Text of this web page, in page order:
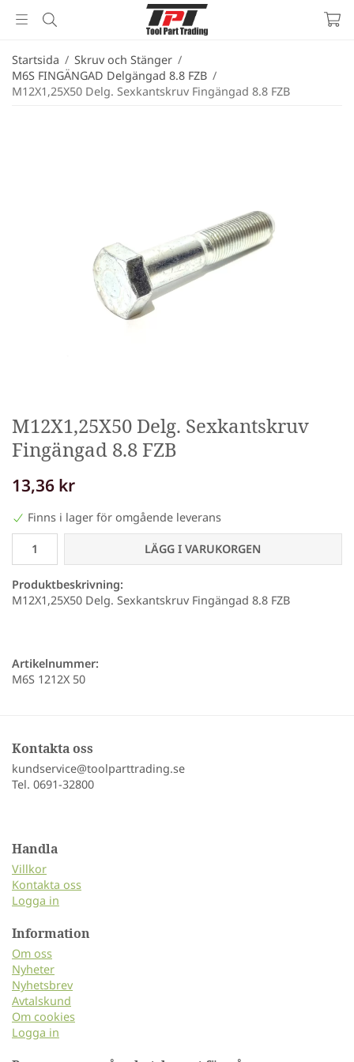
Startsida / Skruv och Stänger /
M6S FINGÄNGAD Delgängad 8.8 FZB /
M12X1,25X50 Delg. Sexkantskruv Fingängad 8.8 FZB
M12X1,25X50 Delg. Sexkantskruv
Fingängad 8.8 FZB
13,36 kr
Finns i lager för omgående leverans
LÄGG I VARUKORGEN
Produktbeskrivning:
M12X1,25X50 Delg. Sexkantskruv Fingängad 8.8 FZB
Artikelnummer:
M6S 1212X 50
Kontakta oss
kundservice@toolparttrading.se
Tel. 0691-32800
Handla
Villkor
Kontakta oss
Logga in
Information
Om oss
Nyheter
Nyhetsbrev
Avtalskund
Om cookies
Logga in